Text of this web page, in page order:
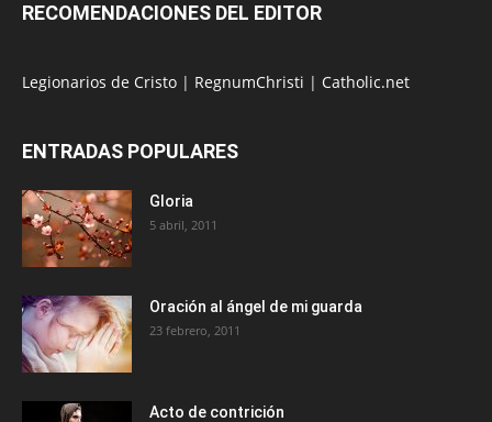
RECOMENDACIONES DEL EDITOR
Legionarios de Cristo | RegnumChristi | Catholic.net
ENTRADAS POPULARES
Gloria
5 abril, 2011
Oración al ángel de mi guarda
23 febrero, 2011
Acto de contrición